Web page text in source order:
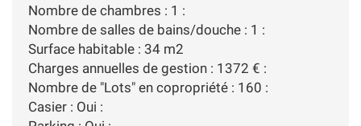
Nombre de chambres : 1 :
Nombre de salles de bains/douche : 1 :
Surface habitable : 34 m2
Charges annuelles de gestion : 1372 € :
Nombre de "Lots" en copropriété : 160 :
Casier : Oui :